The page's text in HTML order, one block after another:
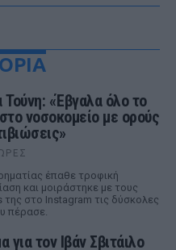
Τούνη: «Έβγαλα όλο το
νοσοκομείο με ορούς
έπαθε τροφική
και μοιράστηκε με τους
στο Instagram τις δύσκολες
πέρασε.
για τον Ιβάν Σβιτάιλο